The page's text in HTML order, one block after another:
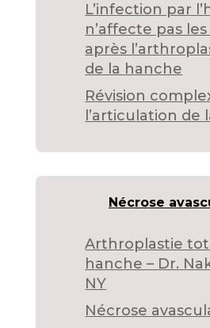
L’infection par
n’affecte pas
après
de la hanche
Révision
l’articulation de
Nécrose
Arthroplastie
hanche – Dr.
NY
Nécrose